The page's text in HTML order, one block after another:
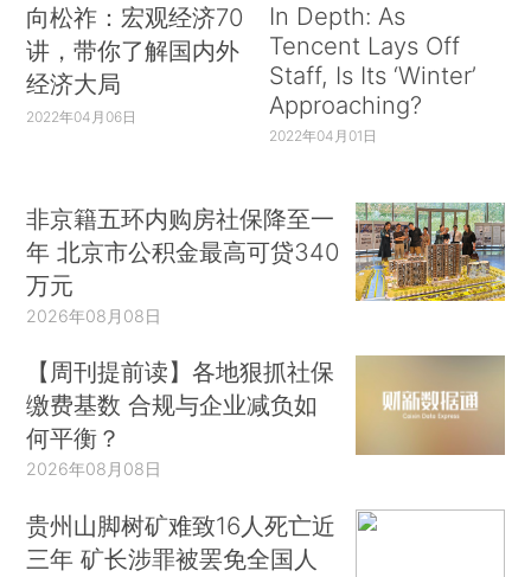
向松祚：宏观经济70
讲，带你了解国内外
经济大局
2022年04月06日
In Depth: As
Tencent Lays Off
Staff, Is Its ‘Winter’
Approaching?
2022年04月01日
非京籍五环内购房社保降至一
年 北京市公积金最高可贷340
万元
2026年08月08日
【周刊提前读】各地狠抓社保
缴费基数 合规与企业减负如
何平衡？
2026年08月08日
贵州山脚树矿难致16人死亡近
三年 矿长涉罪被罢免全国人